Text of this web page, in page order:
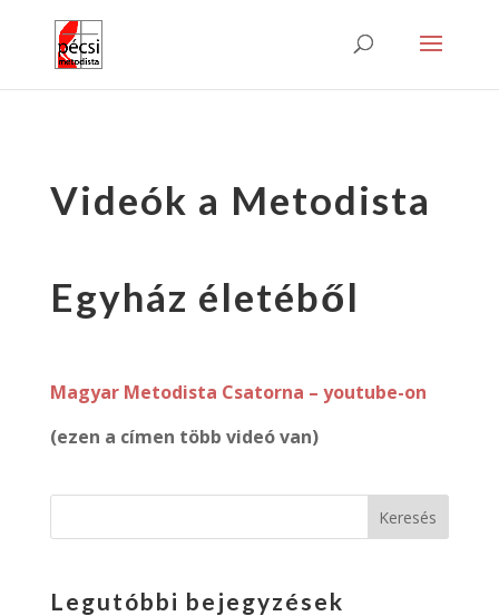
Videók a Metodista
Egyház életéből
Magyar Metodista Csatorna – youtube-on
(ezen a címen több videóvan)
Legutóbbi bejegyzések